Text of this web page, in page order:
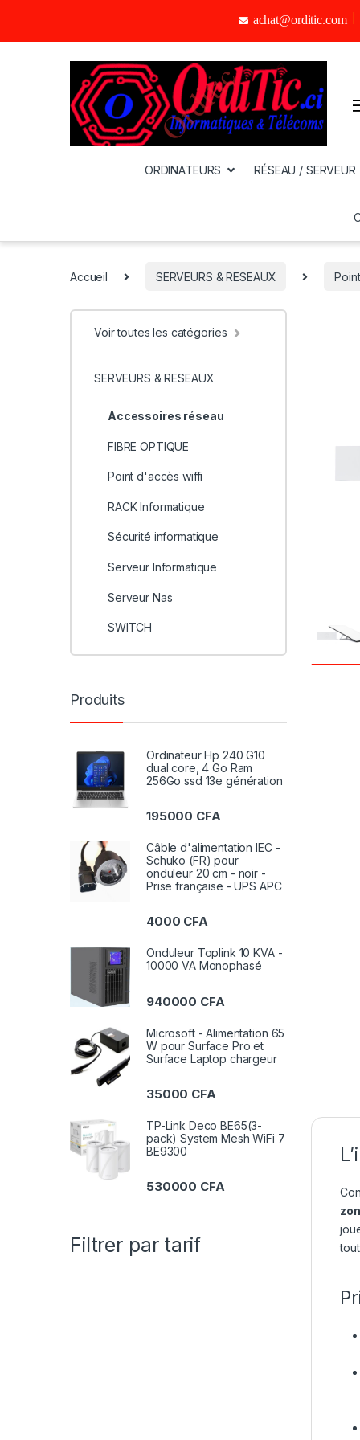
achat@orditic.com
ORDINATEURS RÉSEAU / SERVEUR
Accueil SERVEURS & RESEAUX
Voir toutes les catégories
SERVEURS & RESEAUX
Accessoires réseau
FIBRE OPTIQUE
Point d'accès wiffi
RACK Informatique
Sécurité informatique
Serveur Informatique
Serveur Nas
SWITCH
Produits
Ordinateur Hp 240 G10
dual core, 4 Go Ram
256Go ssd 13e génération
195000 CFA
Câble d'alimentation IEC -
Schuko (FR) pour
onduleur 20 cm - noir -
Prise française - UPS APC
4000 CFA
Onduleur Toplink 10 KVA -
10000 VA Monophasé
940000 CFA
Microsoft - Alimentation 65
W pour Surface Pro et
Surface Laptop chargeur
35000 CFA
TP-Link Deco BE65(3-
pack) System Mesh WiFi 7
BE9300
530000 CFA
Filtrer par tarif